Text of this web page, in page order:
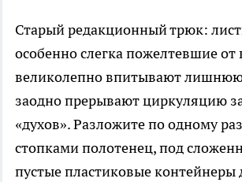
Старый редакционный трюк:
особенно слегка пожелтевшие от
великолепно впитывают лишнюю
заодно прерывают циркуляцию
«духов». Разложите по одному
стопками полотенец, под
пустые пластиковые контейнеры